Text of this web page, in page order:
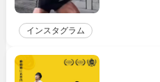
インスタグラム